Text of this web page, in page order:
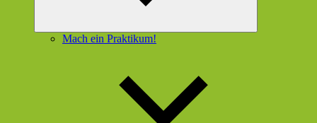
Mach ein Praktikum!